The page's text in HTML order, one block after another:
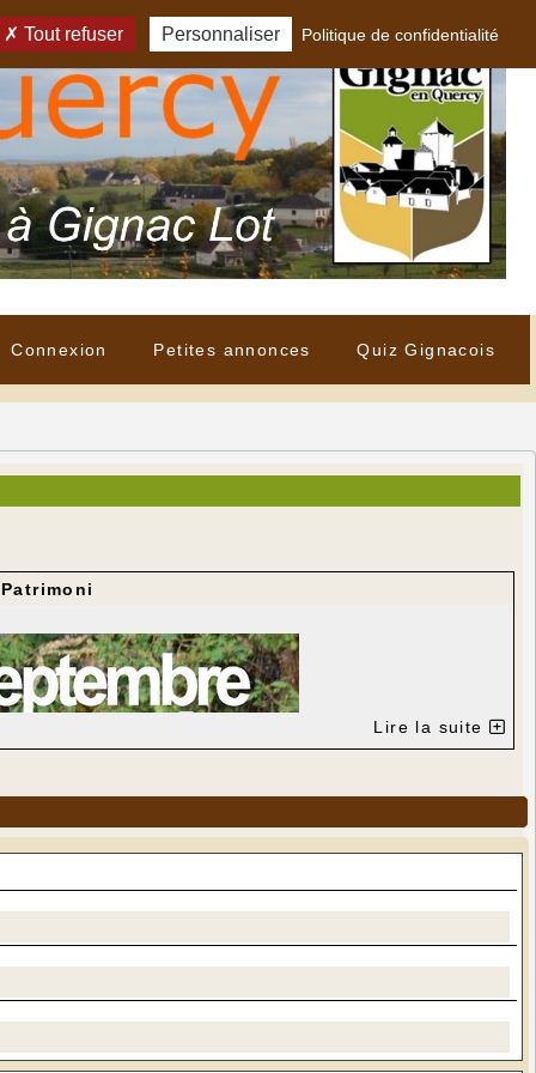
Connexion Petites annonces Quiz Gignacois
Lire la suite
Tout refuser Personnaliser Politique de confidentialité